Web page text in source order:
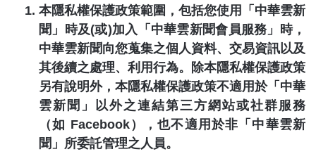
本隱私權保護政策範圍，包括您使用「 中華雲新
聞 」時及(或)加入「 中華雲新聞會員服務」時，
中華雲新聞向您蒐集之個人資料、交易資訊以及
其後續之處理、利用行為。除本隱私權保護政策
另有說明外，本隱私權保護政策不適用於「 中華
雲新聞 」以外之連結第三方網站或社群服務
（如 Facebook），也不適用於非「 中華雲新
聞 」所委託管理之人員。